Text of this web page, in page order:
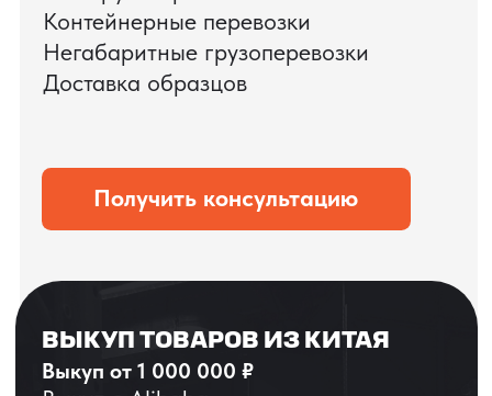
ДО ОПЛАТЫ?